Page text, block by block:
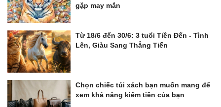
gặp may mắn
Từ 18/6 đến 30/6: 3 tuổi Tiền Đến - Tình
Lên, Giàu Sang Thẳng Tiến
Chọn chiếc túi xách bạn muốn mang để
xem khả năng kiếm tiền của bạn